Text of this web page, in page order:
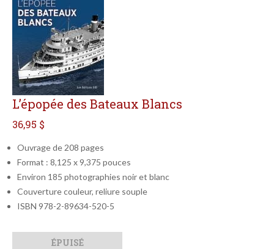
L’épopée des Bateaux Blancs
36,95 $
Ouvrage de 208 pages
Format : 8,125 x 9,375 pouces
Environ 185 photographies noir et blanc
Couverture couleur, reliure souple
ISBN 978-2-89634-520-5
ÉPUISÉ